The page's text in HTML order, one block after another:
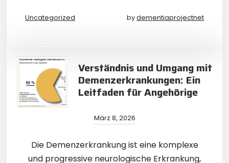
Uncategorized bydementiaprojectnet
Verständnis und Umgang mit
Demenzerkrankungen: Ein
Leitfaden für Angehörige
März 8, 2026
Die Demenzerkrankung ist eine komplexe
und progressive neurologische Erkrankung,